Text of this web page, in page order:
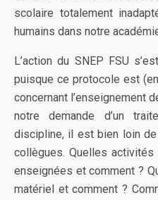
scolaire totalement
humains dans notre
L’action du SNEP FSU
puisque ce protocole est
concernant l’enseignement
notre demande d’un
discipline, il est bien loin
collègues. Quelles
enseignées et comment ?
matériel et comment ?